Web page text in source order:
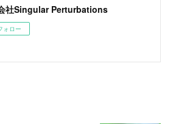
社Singular Perturbations
ォロー